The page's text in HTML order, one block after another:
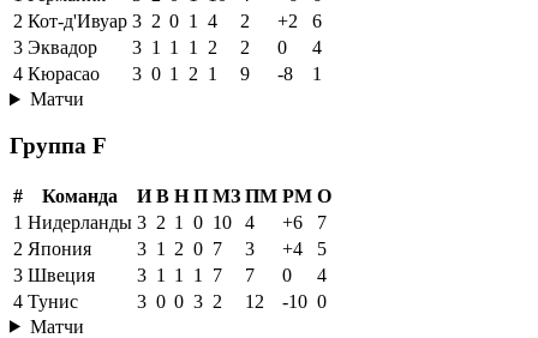
2 Кот-д'Ивуар 3 2 0 1 4 2 +2
6
3 Эквадор 3 1 1 1 2 2 0
4
4 Кюрасао 3 0 1 2 1 9 -8
1
Матчи
Группа F
# Команда И В Н П МЗ ПМ РМ О
1 Нидерланды 3 2 1 0 10 4 +6
7
2 Япония 3 1 2 0 7 3 +4
5
3 Швеция 3 1 1 1 7 7 0
4
4 Тунис 3 0 0 3 2 12 -10 0
Матчи